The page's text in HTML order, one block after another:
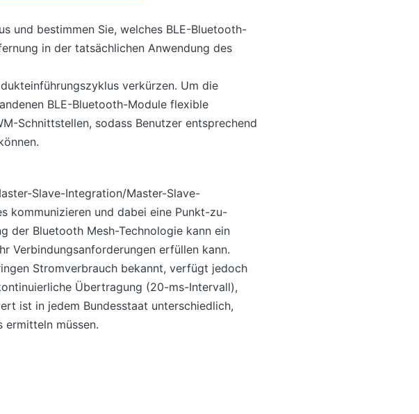
und bestimmen Sie, welches BLE-Bluetooth-
in der tatsächlichen Anwendung des
verkürzen. Um die
BLE-Bluetooth-Module flexible
Schnittstellen, sodass Benutzer entsprechend
Slave-Integration/Master-Slave-
kommunizieren und dabei eine Punkt-zu-
der Bluetooth Mesh-Technologie kann ein
Verbindungsanforderungen erfüllen kann.
Stromverbrauch bekannt, verfügt jedoch
Übertragung (20-ms-Intervall),
ist in jedem Bundesstaat unterschiedlich,
ermitteln müssen.